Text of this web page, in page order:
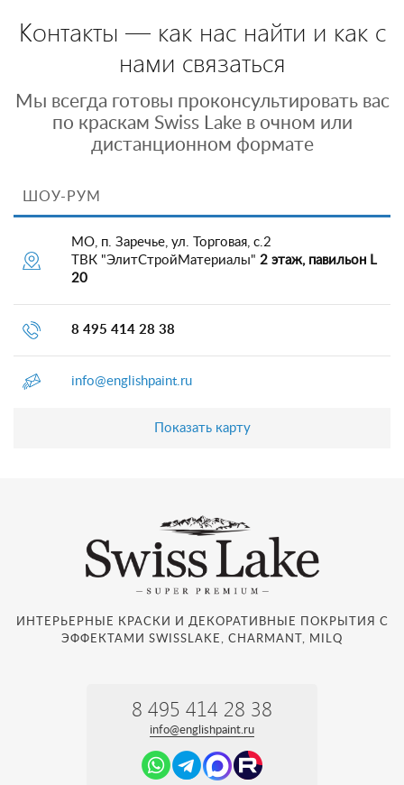
Контакты — как нас найти и как с
нами связаться
Мы всегда готовы проконсультировать вас
по краскам Swiss Lake в очном или
дистанционном формате
ШОУ-РУМ
МО, п. Заречье, ул. Торговая, с.2
ТВК "ЭлитСтройМатериалы" 2 этаж, павильон L
20
8 495 414 28 38
info@englishpaint.ru
Показать карту
ИНТЕРЬЕРНЫЕ КРАСКИ И ДЕКОРАТИВНЫЕ ПОКРЫТИЯ С
ЭФФЕКТАМИ SWISSLAKE, CHARMANT, MILQ
8 495 414 28 38
info@englishpaint.ru